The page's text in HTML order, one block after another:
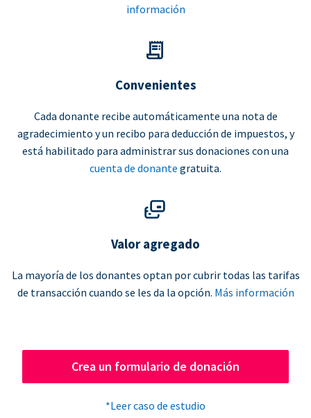
información
Convenientes
Cada donante recibe automáticamente una nota de
agradecimiento y un recibo para deducción de impuestos, y
está habilitado para administrar sus donaciones con una
cuenta de donante gratuita.
Valor agregado
La mayoría de los donantes optan por cubrir todas las tarifas
de transacción cuando se les da la opción. Más información
Crea un formulario de donación
*Leer caso de estudio